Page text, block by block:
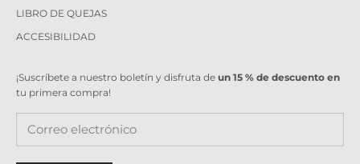
LIBRO DE QUEJAS
ACCESIBILIDAD
¡Suscríbete a nuestro boletín y disfruta de un 15 % de descuento en
tu primera compra!